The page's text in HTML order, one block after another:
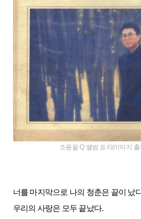
조용필 Q 앨범 표지(이미지
너를 마지막으로 나의 청춘은 끝이 났
우리의 사랑은 모두 끝났다.